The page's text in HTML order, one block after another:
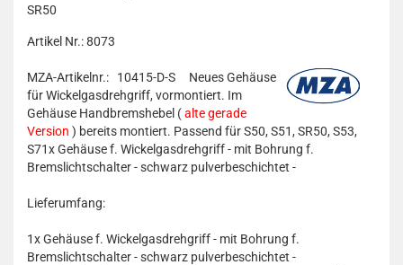
SR50
Artikel Nr.: 8073
MZA-Artikelnr.: 10415-D-S
Neues Gehäuse
für Wickelgasdrehgriff, vormontiert. Im
Gehäuse Handbremshebel (alte gerade
Version ) bereits montiert. Passend für S50, S51, SR50, S53,
S71xGehäuse f. Wickelgasdrehgriff - mit Bohrung f.
Bremslichtschalter - schwarz pulverbeschichtet -
Lieferumfang:
1xGehäuse f. Wickelgasdrehgriff - mit Bohrung f.
Bremslichtschalter - schwarz pulverbeschichtet -